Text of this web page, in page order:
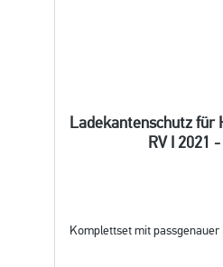
Ladekantenschutz für
RV I 2021
Komplettset mit